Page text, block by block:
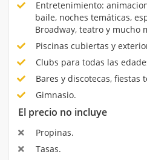
Entretenimiento:
baile, noches temáticas,
Broadway, teatro y mucho
Piscinas cubiertas y
Clubs para todas las
Bares y discotecas, fiestas
Gimnasio.
El precio no incluye
Propinas.
Tasas.